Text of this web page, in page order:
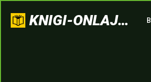
KNIGI-ONLAJN.COM